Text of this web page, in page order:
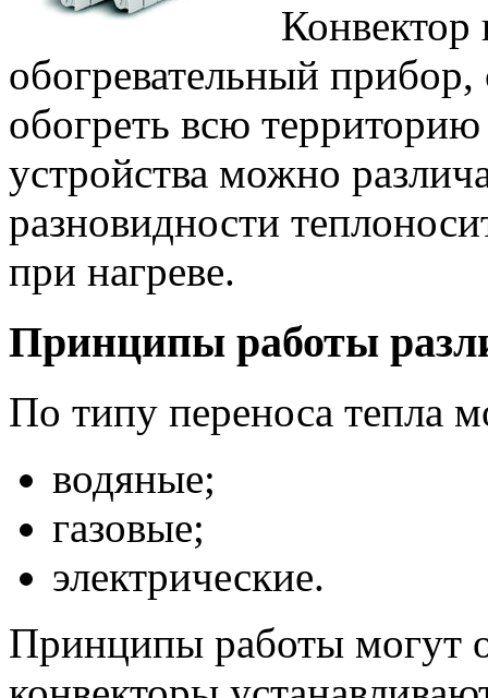
Конвектор
обогревательный
обогреть всю
устройства можно
разновидности
при нагреве.
Принципы работы
По типу переноса тепла
водяные;
газовые;
электрические.
Принципы работы могут